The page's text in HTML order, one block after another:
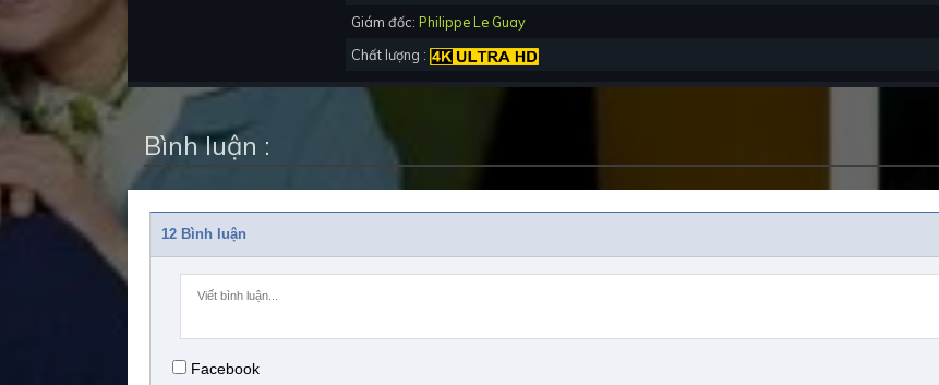
Giám đốc: Philippe Le Guay
Chất lượng :
Bình luận :
12 Bình luận
Facebook